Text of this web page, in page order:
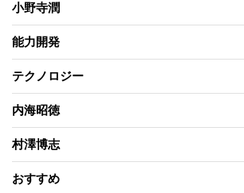
小野寺潤
能力開発
テクノロジー
内海昭徳
村澤博志
おすすめ